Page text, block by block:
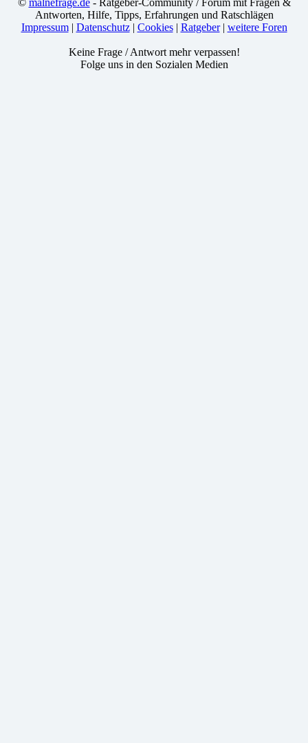
© malnefrage.de- Ratgeber-Community / Forum mit Fragen &
Antworten, Hilfe, Tipps, Erfahrungen und Ratschlägen
Impressum| Datenschutz| Cookies| Ratgeber| weitere Foren
Keine Frage / Antwort mehr verpassen!
Folge uns in den Sozialen Medien